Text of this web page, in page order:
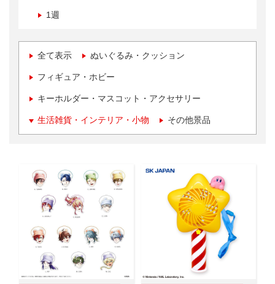
1週
全て表示 ぬいぐるみ・クッション
フィギュア・ホビー
キーホルダー・マスコット・アクセサリー
生活雑貨・インテリア・小物 その他景品